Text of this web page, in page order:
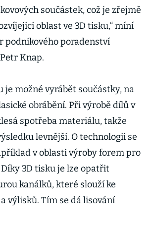
součástek, což je zřejmě
oblast ve 3D tisku,“ míní
podnikového poradenství
Knap.
je možné vyrábět součástky, na
obrábění. Při výrobě dílů v
spotřeba materiálu, takže
levnější. O technologii se
v oblasti výroby forem pro
3D tisku je lze opatřit
kanálků, které slouží ke
výlisků. Tím se dá lisování